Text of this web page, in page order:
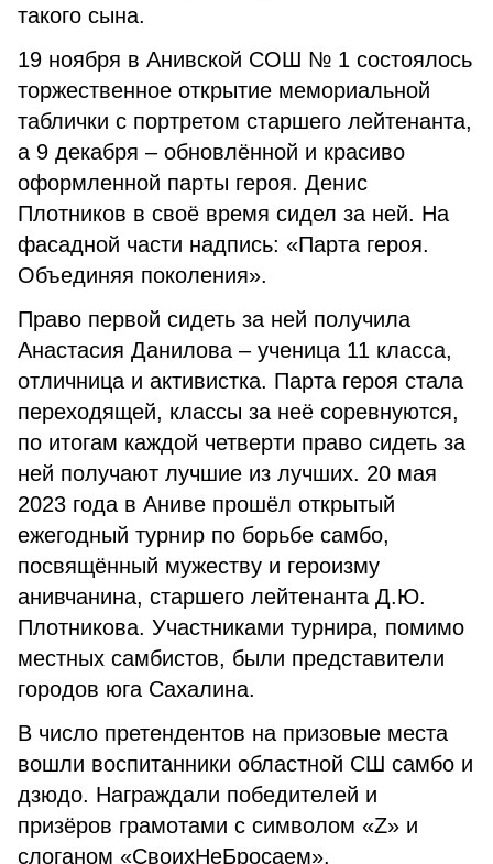
такого сына.
19 ноября в Анивской СОШ № 1 состоялось
торжественное открытие мемориальной
таблички с портретом старшего лейтенанта,
а 9 декабря – обновлённой и красиво
оформленной парты героя. Денис
Плотников в своё время сидел за ней. На
фасадной части надпись: «Парта героя.
Объединяя поколения».
Право первой сидеть за ней получила
Анастасия Данилова – ученица 11 класса,
отличница и активистка. Парта героя стала
переходящей, классы за неё соревнуются,
по итогам каждой четверти право сидеть за
ней получают лучшие из лучших. 20 мая
2023 года в Аниве прошёл открытый
ежегодный турнир по борьбе самбо,
посвящённый мужеству и героизму
анивчанина, старшего лейтенанта Д.Ю.
Плотникова. Участниками турнира, помимо
местных самбистов, были представители
городов юга Сахалина.
В число претендентов на призовые места
вошли воспитанники областной СШ самбо и
дзюдо. Награждали победителей и
призёров грамотами с символом «Z» и
слоганом «СвоихНеБросаем».